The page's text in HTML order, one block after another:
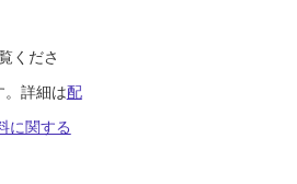
くださ
。詳細は配
に関する